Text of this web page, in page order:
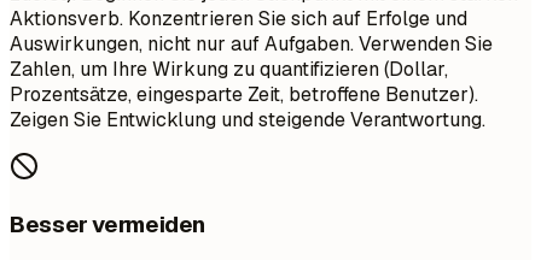
Aktionsverb. Konzentrieren Sie sich auf Erfolge und
Auswirkungen, nicht nur auf Aufgaben. Verwenden Sie
Zahlen, um Ihre Wirkung zu quantifizieren (Dollar,
Prozentsätze, eingesparte Zeit, betroffene Benutzer).
Zeigen Sie Entwicklung und steigende Verantwortung.
Besser vermeiden